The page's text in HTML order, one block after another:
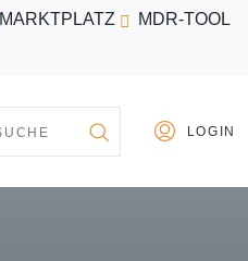
MARKTPLATZ MDR-TOOL